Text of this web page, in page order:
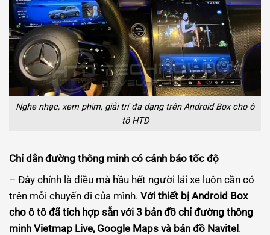
Nghe nhạc, xem phim, giải trí đa dạng trên Android Box cho ô
tô HTD
Chỉ dẫn đường thông minh có cảnh báo tốc độ
– Đây chính là điều mà hầu hết người lái xe luôn cần có
trên mỗi chuyến đi của mình. Với thiết bị Android Box
cho ô tô đã tích hợp sẵn với 3 bản đồ chỉ đường thông
minh Vietmap Live, Google Maps và bản đồ Navitel.